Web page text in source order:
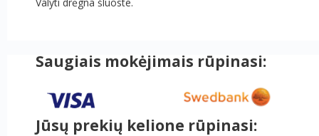
Saugiais mokėjimais rūpinasi:
Jūsų prekių kelione rūpinasi: